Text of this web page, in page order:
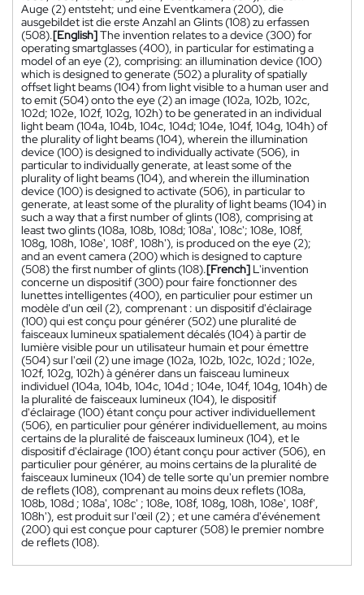
Auge (2) entsteht; und eine Eventkamera (200), die
ausgebildet ist die erste Anzahl an Glints (108) zu erfassen
(508).[English]The invention relates to a device (300) for
operating smartglasses (400), in particular for estimating a
model of an eye (2), comprising: an illumination device (100)
which is designed to generate (502) a plurality of spatially
offset light beams (104) from light visible to a human user and
to emit (504) onto the eye (2) an image (102a, 102b, 102c,
102d; 102e, 102f, 102g, 102h) to be generated in an individual
light beam (104a, 104b, 104c, 104d; 104e, 104f, 104g, 104h) of
the plurality of light beams (104), wherein the illumination
device (100) is designed to individually activate (506), in
particular to individually generate, at least some of the
plurality of light beams (104), and wherein the illumination
device (100) is designed to activate (506), in particular to
generate, at least some of the plurality of light beams (104) in
such a way that a first number of glints (108), comprising at
least two glints (108a, 108b, 108d; 108a', 108c'; 108e, 108f,
108g, 108h, 108e', 108f', 108h'), is produced on the eye (2);
and an event camera (200) which is designed to capture
(508) the first number of glints (108).[French] L'invention
concerne un dispositif (300) pour faire fonctionner des
lunettes intelligentes (400), en particulier pour estimer un
modèle d'un œil (2), comprenant : un dispositif d'éclairage
(100) qui est conçu pour générer (502) une pluralité de
faisceaux lumineux spatialement décalés (104) à partir de
lumière visible pour un utilisateur humain et pour émettre
(504) sur l'œil (2) une image (102a, 102b, 102c, 102d ; 102e,
102f, 102g, 102h) à générer dans un faisceau lumineux
individuel (104a, 104b, 104c, 104d ; 104e, 104f, 104g, 104h) de
la pluralité de faisceaux lumineux (104), le dispositif
d'éclairage (100) étant conçu pour activer individuellement
(506), en particulier pour générer individuellement, au moins
certains de la pluralité de faisceaux lumineux (104), et le
dispositif d'éclairage (100) étant conçu pour activer (506), en
particulier pour générer, au moins certains de la pluralité de
faisceaux lumineux (104) de telle sorte qu'un premier nombre
de reflets (108), comprenant au moins deux reflets (108a,
108b, 108d ; 108a', 108c' ; 108e, 108f, 108g, 108h, 108e', 108f',
108h'), est produit sur l'œil (2) ; et une caméra d'événement
(200) qui est conçue pour capturer (508) le premier nombre
de reflets (108).